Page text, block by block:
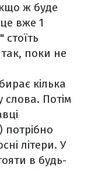
ж буде
вже 1
поки не
кілька
слова. Потім
потрібно
літери. У
в будь-